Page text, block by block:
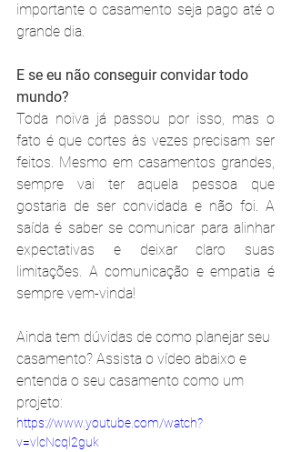
importante o casamento seja pago até o
grande dia.
E se eu não conseguir convidar todo
mundo?
Toda noiva já passou por isso, mas o
fato é que cortes às vezes precisam ser
feitos. Mesmo em casamentos grandes,
sempre vai ter aquela pessoa que
gostaria de ser convidada e não foi. A
saída é saber se comunicar para alinhar
expectativas e deixar claro suas
limitações. A comunicação e empatia é
sempre vem-vinda!
Ainda tem dúvidas de como planejar seu
casamento? Assista o vídeo abaixo e
entenda o seu casamento como um
projeto:
https://www.youtube.com/watch?
v=vlcNcql2guk